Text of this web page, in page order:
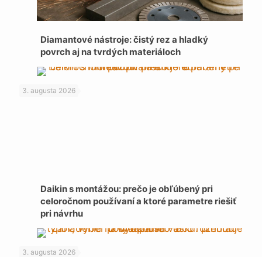
Diamantové nástroje: čistý rez a hladký
povrch aj na tvrdých materiáloch
3. augusta 2026
Daikin s montážou: prečo je obľúbený pri
celoročnom používaní a ktoré parametre riešiť
pri návrhu
3. augusta 2026